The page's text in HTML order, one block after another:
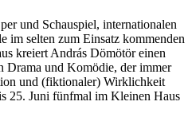
und Schauspiel, internationalen
im selten zum Einsatz kommenden
kreiert András Dömötör einen
Drama und Komödie, der immer
und (fiktionaler) Wirklichkeit
25. Juni fünfmal im Kleinen Haus